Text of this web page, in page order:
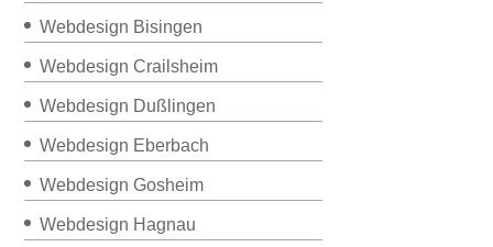
Webdesign Bisingen
Webdesign Crailsheim
Webdesign Dußlingen
Webdesign Eberbach
Webdesign Gosheim
Webdesign Hagnau